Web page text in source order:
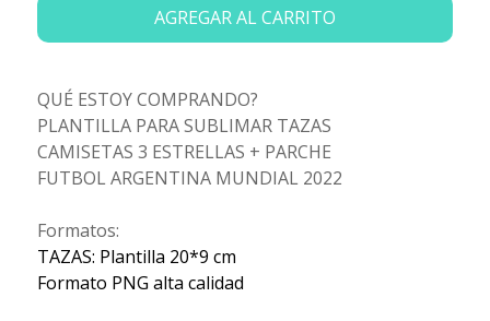
AGREGAR AL CARRITO
QUÉ ESTOY COMPRANDO?
PLANTILLA PARA SUBLIMAR TAZAS
CAMISETAS 3 ESTRELLAS + PARCHE
FUTBOL ARGENTINA MUNDIAL 2022
Formatos:
TAZAS: Plantilla 20*9 cm
Formato PNG alta calidad